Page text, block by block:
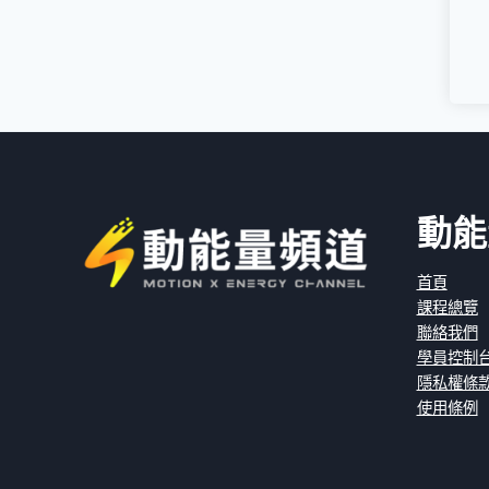
動
首頁
課程總覽
聯絡我們
學員控制
隱私權條
使用條例